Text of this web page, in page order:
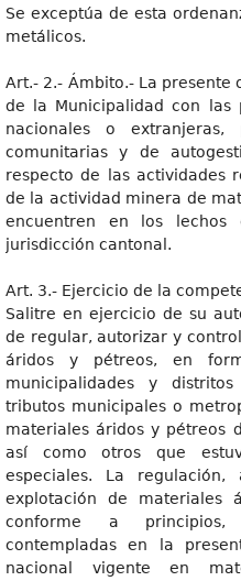
Se exceptúa de esta
metálicos.
Art.- 2.- Ámbito.- La presente
de la Municipalidad con las
nacionales o extranjeras,
comunitarias y de
respecto de las actividades
de la actividad minera de
encuentren en los
jurisdicción cantonal.
Art. 3.- Ejercicio de la
Salitre en ejercicio de su
de regular, autorizar y
áridos y pétreos, en
municipalidades y
tributos municipales o
materiales áridos y pétreos
así como otros que
especiales. La
explotación de materiales
conforme a principios,
contempladas en la
nacional vigente en